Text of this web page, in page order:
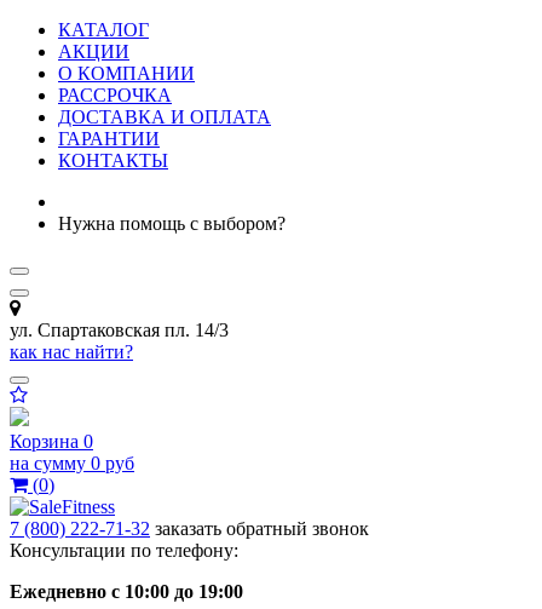
КАТАЛОГ
АКЦИИ
О КОМПАНИИ
РАССРОЧКА
ДОСТАВКА И ОПЛАТА
ГАРАНТИИ
КОНТАКТЫ
Нужна помощь с выбором?
ул. Спартаковская пл. 14/3
как нас найти?
Корзина 0
на сумму 0 руб
(0)
7 (800) 222-71-32 заказать обратный звонок
Консультации по телефону:
Ежедневно с 10:00 до 19:00